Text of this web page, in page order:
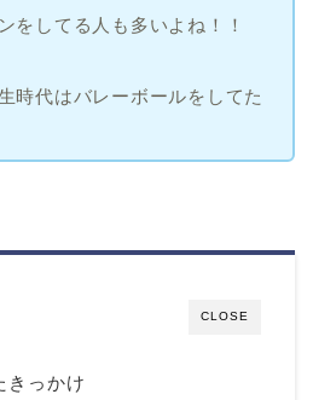
をしてる人も多いよね！！
時代はバレーボールをしてた
CLOSE
きっかけ